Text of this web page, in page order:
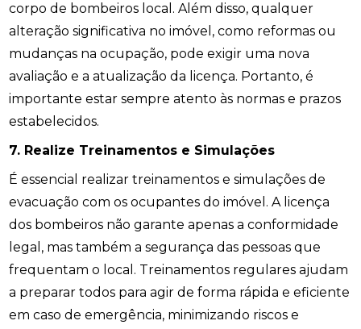
corpo de bombeiros local. Além disso, qualquer
alteração significativa no imóvel, como reformas ou
mudanças na ocupação, pode exigir uma nova
avaliação e a atualização da licença. Portanto, é
importante estar sempre atento às normas e prazos
estabelecidos.
7. Realize Treinamentos e Simulações
É essencial realizar treinamentos e simulações de
evacuação com os ocupantes do imóvel. A licença
dos bombeiros não garante apenas a conformidade
legal, mas também a segurança das pessoas que
frequentam o local. Treinamentos regulares ajudam
a preparar todos para agir de forma rápida e eficiente
em caso de emergência, minimizando riscos e